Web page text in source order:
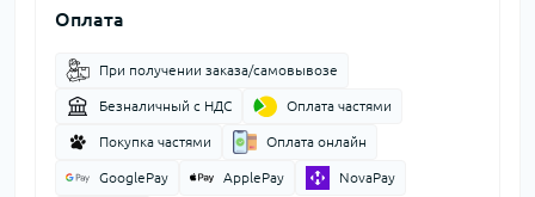
Оплата
При получении заказа/самовывозе
Безналичный с НДС Оплата частями
Покупка частями Оплата онлайн
GooglePay ApplePay NovaPay